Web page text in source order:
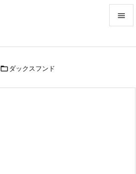

メニュ

ダックスフンド